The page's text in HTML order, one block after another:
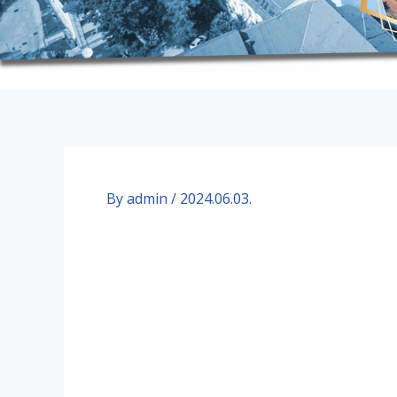
Byadmin / 2024.06.03.